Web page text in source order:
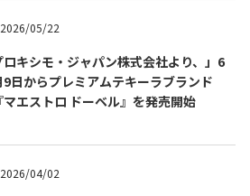
トピックス
テキーラ・メスカルが 飲めるバー
イバシーポリシー
2026/05/22
ロキシモ・ジャパン株式会社より、」6
9日からプレミアムテキーラブランド
マエストロ ドーベル』を発売開始
2026/04/02